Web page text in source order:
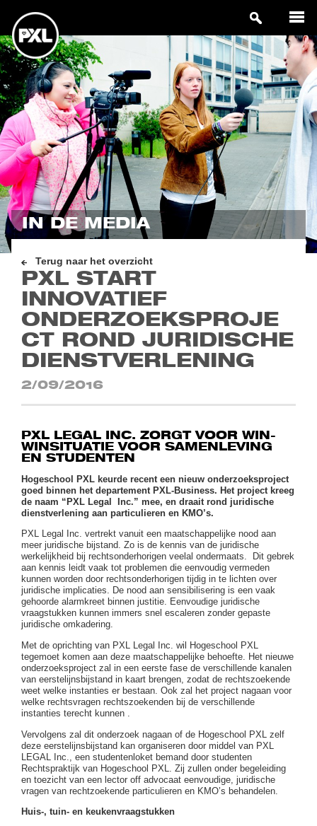
IN DE MEDIA
Terug naar het overzicht
PXL START
INNOVATIEF
ONDERZOEKSPROJE
CT ROND JURIDISCHE
DIENSTVERLENING
2/09/2016
PXL LEGAL INC. ZORGT VOOR WIN-
WINSITUATIE VOOR SAMENLEVING
EN STUDENTEN
Hogeschool PXL keurde recent een nieuw onderzoeksproject
goed binnen het departement PXL-Business. Het project kreeg
de naam “PXL Legal Inc.” mee, en draait rond juridische
dienstverlening aan particulieren en KMO’s.
PXL Legal Inc. vertrekt vanuit een maatschappelijke nood aan
meer juridische bijstand. Zo is de kennis van de juridische
werkelijkheid bij rechtsonderhorigen veelal ondermaats. Dit gebrek
aan kennis leidt vaak tot problemen die eenvoudig vermeden
kunnen worden door rechtsonderhorigen tijdig in te lichten over
juridische implicaties. De nood aan sensibilisering is een vaak
gehoorde alarmkreet binnen justitie. Eenvoudige juridische
vraagstukken kunnen immers snel escaleren zonder gepaste
juridische omkadering.
Met de oprichting van PXL Legal Inc. wil Hogeschool PXL
tegemoet komen aan deze maatschappelijke behoefte. Het nieuwe
onderzoeksproject zal in een eerste fase de verschillende kanalen
van eerstelijnsbijstand in kaart brengen, zodat de rechtszoekende
weet welke instanties er bestaan. Ook zal het project nagaan voor
welke rechtsvragen rechtszoekenden bij de verschillende
instanties terecht kunnen .
Vervolgens zal dit onderzoek nagaan of de Hogeschool PXL zelf
deze eerstelijnsbijstand kan organiseren door middel van PXL
LEGAL Inc., een studentenloket bemand door studenten
Rechtspraktijk van Hogeschool PXL. Zij zullen onder begeleiding
en toezicht van een lector off advocaat eenvoudige, juridische
vragen van rechtzoekende particulieren en KMO’s behandelen.
Huis-, tuin- en keukenvraagstukken